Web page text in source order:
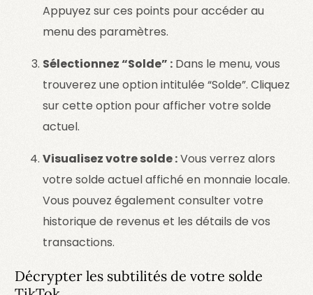
Appuyez sur ces points pour accéder au
menu des paramètres.
Sélectionnez “Solde” : Dans le menu, vous
trouverez une option intitulée “Solde”. Cliquez
sur cette option pour afficher votre solde
actuel.
Visualisez votre solde :Vous verrez alors
votre solde actuel affiché en monnaie locale.
Vous pouvez également consulter votre
historique de revenus et les détails de vos
transactions.
Décrypter les subtilités de votre solde